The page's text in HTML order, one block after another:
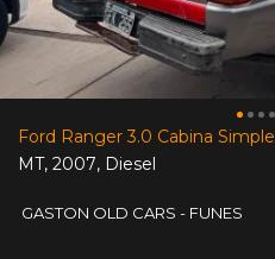
Ford Ranger 3.0 Cabina Simple
MT, 2007, Diesel
GASTON OLD CARS - FUNES